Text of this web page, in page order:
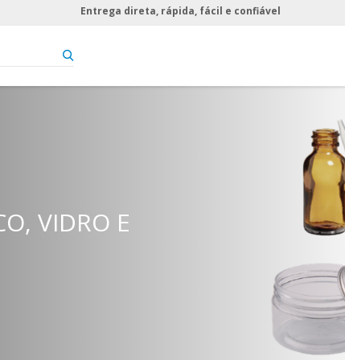
Entrega direta, rápida, fácil e confiável
FÉRIAS.
VIDRO E